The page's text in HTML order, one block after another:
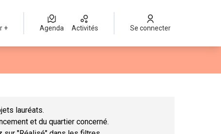
+ Agenda Activités Se connecter
lauréats.
et du quartier concerné.